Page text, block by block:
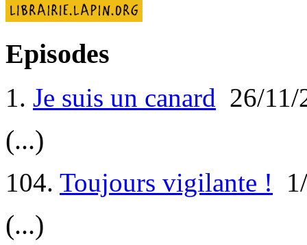
Episodes
1. Je suis un canard 26/11/
(...)
104. Toujours vigilante !
(...)